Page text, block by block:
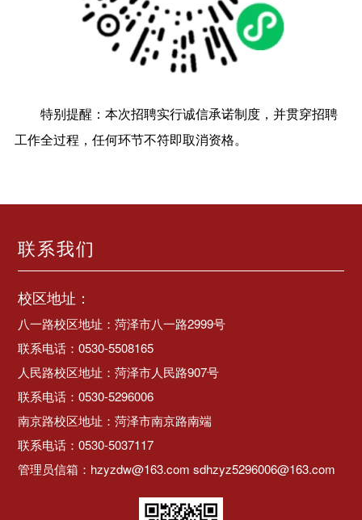
特别提醒：本次招聘实行诚信承诺制度，并贯穿招聘
工作全过程，任何环节不符即取消资格。
联系我们
校区地址：
八一路校区地址：菏泽市八一路2999号
联系电话：0530-5508165
人民路校区地址：菏泽市人民路907号
联系电话：0530-5296006
南京路校区地址：菏泽市南京路南端
联系电话：0530-5037117
管理员信箱：hzyzdw@163.com sdhzyz5296006@163.com